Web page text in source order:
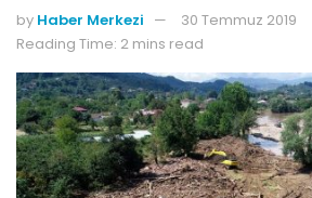
by Haber Merkezi
30 Temmuz 2019
Reading Time: 2 mins read